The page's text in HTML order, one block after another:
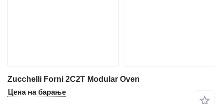
Zucchelli Forni 2C2T Modular Oven
Цена на барање